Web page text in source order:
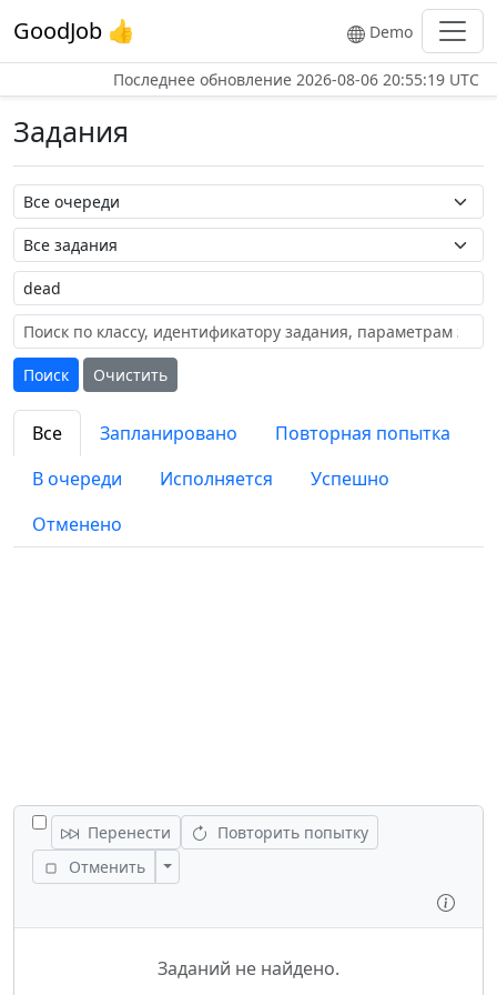
GoodJob 👍 Demo
Последнее обновление 2026-08-06 20:55:19 UTC
Задания
Название очереди
Название задания
Метка
Поиск
Очистить
Все Запланировано
Повторная попытка
В очереди
Исполняется
Успешно
Отменено
ПЕРЕКЛЮЧИТЬ ВСЕ ЗАДАНИЯ
Перенести
Повторить попытку
Отменить
Переключить действия
Заданий не найдено.